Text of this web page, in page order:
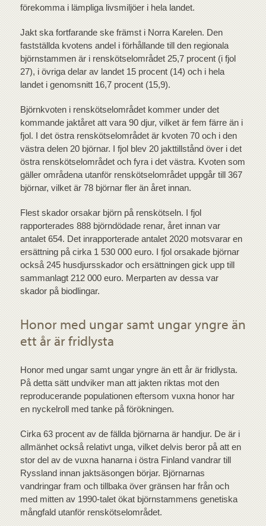
förekomma i lämpliga livsmiljöer i hela landet.
Jakt ska fortfarande ske främst i Norra Karelen. Den
fastställda kvotens andel i förhållande till den regionala
björnstammen är i renskötselområdet 25,7 procent (i fjol
27), i övriga delar av landet 15 procent (14) och i hela
landet i genomsnitt 16,7 procent (15,9).
Björnkvoten i renskötselområdet kommer under det
kommande jaktåret att vara 90 djur, vilket är fem färre än i
fjol. I det östra renskötselområdet är kvoten 70 och i den
västra delen 20 björnar. I fjol blev 20 jakttillstånd över i det
östra renskötselområdet och fyra i det västra. Kvoten som
gäller områdena utanför renskötselområdet uppgår till 367
björnar, vilket är 78 björnar fler än året innan.
Flest skador orsakar björn på renskötseln. I fjol
rapporterades 888 björndödade renar, året innan var
antalet 654. Det inrapporterade antalet 2020 motsvarar en
ersättning på cirka 1 530 000 euro. I fjol orsakade björnar
också 245 husdjursskador och ersättningen gick upp till
sammanlagt 212 000 euro. Merparten av dessa var
skador på biodlingar.
Honor med ungar samt ungar yngre än
ett år är fridlysta
Honor med ungar samt ungar yngre än ett år är fridlysta.
På detta sätt undviker man att jakten riktas mot den
reproducerande populationen eftersom vuxna honor har
en nyckelroll med tanke på förökningen.
Cirka 63 procent av de fällda björnarna är handjur. De är i
allmänhet också relativt unga, vilket delvis beror på att en
stor del av de vuxna hanarna i östra Finland vandrar till
Ryssland innan jaktsäsongen börjar. Björnarnas
vandringar fram och tillbaka över gränsen har från och
med mitten av 1990-talet ökat björnstammens genetiska
mångfald utanför renskötselområdet.